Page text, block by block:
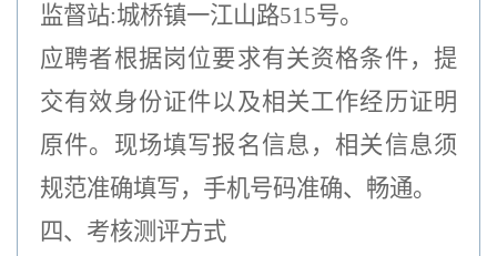
监督站:城桥镇一江山路515号。
应聘者根据岗位要求有关资格条件，提
交有效身份证件以及相关工作经历证明
原件。现场填写报名信息，相关信息须
规范准确填写，手机号码准确、畅通。
四、考核测评方式